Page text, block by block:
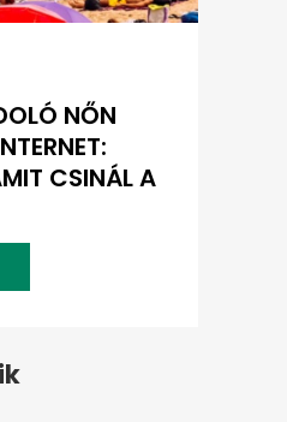
NŐN
CSINÁL A